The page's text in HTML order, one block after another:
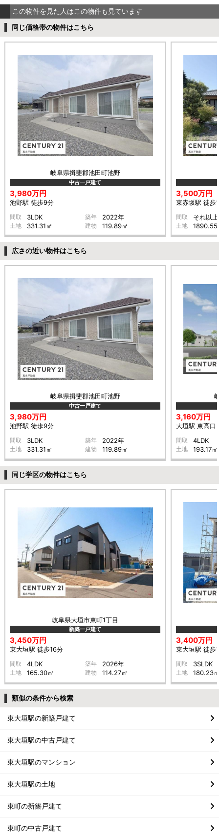
この物件を見た人はこの物件も見ています
同じ価格帯の物件はこちら
岐阜県揖斐郡池田町池野
中古一戸建て
3,980万円
池野駅 徒歩9分
間取 3LDK 築年 2022年
土地 331.31㎡ 建物 119.89㎡
3,500万円
東赤坂駅 徒歩
間取 それ以上
土地 1890.55
広さの近い物件はこちら
岐阜県揖斐郡池田町池野
中古一戸建て
3,980万円
池野駅 徒歩9分
間取 3LDK 築年 2022年
土地 331.31㎡ 建物 119.89㎡
3,160万円
大垣駅 東高口
間取 4LDK
土地 193.17㎡
同じ学区の物件はこちら
岐阜県大垣市東町1丁目
新築一戸建て
3,450万円
東大垣駅 徒歩16分
間取 4LDK 築年 2026年
土地 165.30㎡ 建物 114.27㎡
3,400万円
東大垣駅 徒歩
間取 3SLDK
土地 180.23
類似の条件から検索
東大垣駅の新築戸建て
東大垣駅の中古戸建て
東大垣駅のマンション
東大垣駅の土地
東町の新築戸建て
東町の中古戸建て